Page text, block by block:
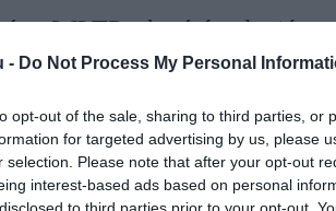
- Do Not Process My Personal
opt-out of the sale, sharing to third parties, or
for targeted advertising by us, please
selection. Please note that after your opt-out
interest-based ads based on personal
to third parties prior to your opt-out.
a WLTP-s hatótáv alapján
hogy a németországi eurós
forrásként a Google Keresőben!